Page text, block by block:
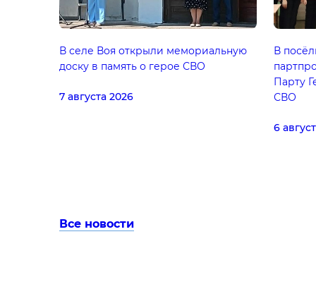
В селе Воя открыли мемориальную
доску в память о герое СВО
7 августа 2026
В
Парту
СВО
6
Все новости